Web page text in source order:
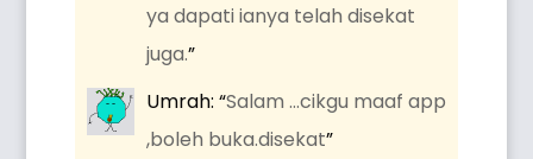
ya dapati ianya telah disekat
juga.”
Umrah: “Salam …cikgu maaf app
,boleh buka.disekat”